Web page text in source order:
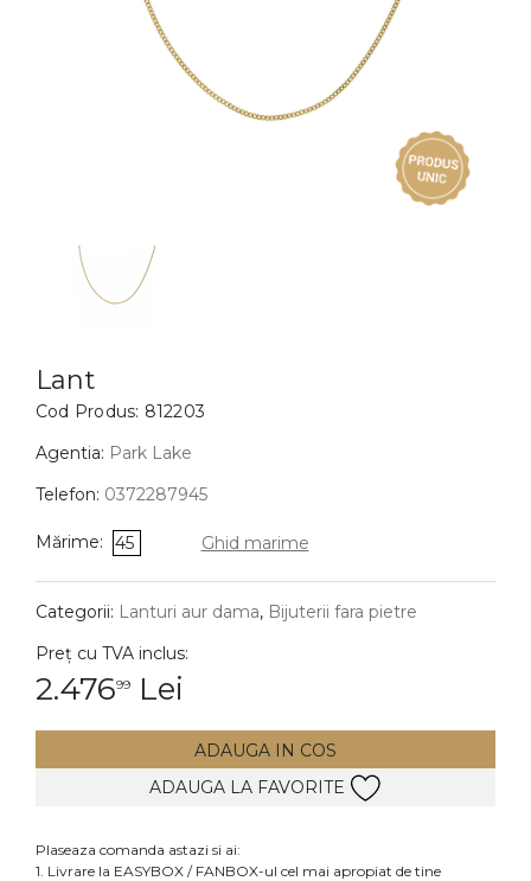
BIJUTERII COPII
Cercei
Bratari
Coliere
Lanturi
Pandantive
DIAMANTE Vezi toate
Cercei
Accesorii
Lant
Cod Produs: 812203
Agentia: Park Lake
Telefon: 0372287945
Mărime: 45 Ghid marime
Categorii: Lanturi aur dama, Bijuterii fara pietre
Preț cu TVA inclus:
2.47699 Lei
ADAUGA IN COS
ADAUGA LA FAVORITE
Plaseaza comanda astazi si ai:
1. Livrare la EASYBOX / FANBOX-ul cel mai apropiat de tine